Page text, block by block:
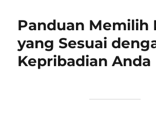
Panduan Memilih
yang Sesuai
Kepribadian Anda